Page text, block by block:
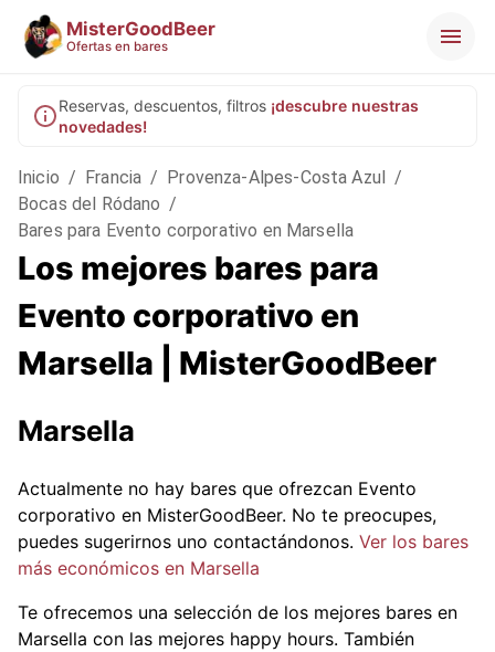
MisterGoodBeer
Ofertas en bares
Reservas, descuentos, filtros ¡descubre nuestras
novedades!
Inicio / Francia / Provenza-Alpes-Costa Azul /
Bocas del Ródano /
Bares para Evento corporativo en Marsella
Los mejores bares para
Evento corporativo en
Marsella | MisterGoodBeer
Marsella
Actualmente no hay bares que ofrezcan Evento
corporativo en MisterGoodBeer. No te preocupes,
puedes sugerirnos uno contactándonos. Ver los bares
más económicos en Marsella
Te ofrecemos una selección de los mejores bares en
Marsella con las mejores happy hours. También